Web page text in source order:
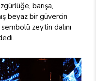
barışa,
beyaz bir güvercin
zeytin dalını